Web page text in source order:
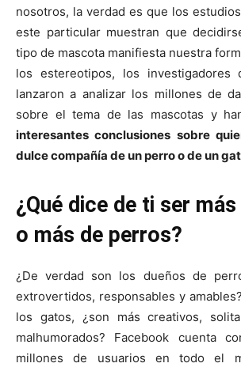
nosotros, la verdad es que los
este particular muestran que
tipo de mascota manifiesta nuestra
los estereotipos, los investigadores
lanzaron a analizar los millones de
sobre el tema de las mascotas y
interesantes conclusiones sobre
dulce compañía de un perro o de un
¿Qué dice de ti ser
o más de perros?
¿De verdad son los dueños de
extrovertidos, responsables y
los gatos, ¿son más creativos,
malhumorados? Facebook cuenta
millones de usuarios en todo el